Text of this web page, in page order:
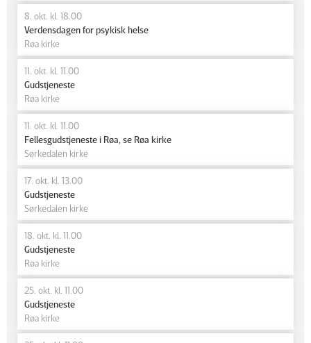
8. okt. kl. 18.00
Verdensdagen for psykisk helse
Røa kirke
11. okt. kl. 11.00
Gudstjeneste
Røa kirke
11. okt. kl. 11.00
Fellesgudstjeneste i Røa, se Røa kirke
Sørkedalen kirke
17. okt. kl. 13.00
Gudstjeneste
Sørkedalen kirke
18. okt. kl. 11.00
Gudstjeneste
Røa kirke
25. okt. kl. 11.00
Gudstjeneste
Røa kirke